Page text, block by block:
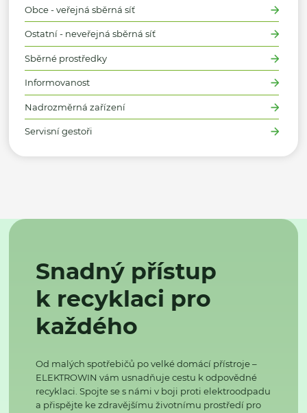
Obce - veřejná sběrná síť
Ostatní - neveřejná sběrná síť
Sběrné prostředky
Informovanost
Nadrozměrná zařízení
Servisní gestoři
Snadný přístup
k recyklaci pro
každého
Od malých spotřebičů po velké domácí přístroje –
ELEKTROWIN vám usnadňuje cestu k odpovědné
recyklaci. Spojte se s námi v boji proti elektroodpadu
a přispějte ke zdravějšímu životnímu prostředí pro